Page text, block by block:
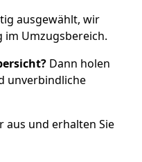
ausgewählt, wir
im Umzugsbereich.
Dann holen
unverbindliche
aus und erhalten Sie